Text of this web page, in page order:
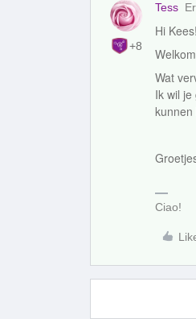
+8
Tess
Hi Kees!
Wat
Ik wil
kunnen
Ciao!